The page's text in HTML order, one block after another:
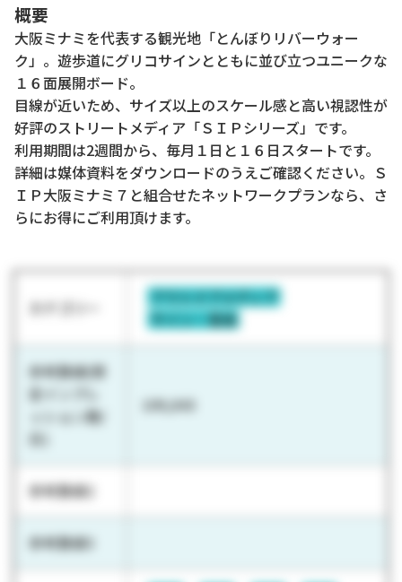
概要
大阪ミナミを代表する観光地「とんぼりリバーウォー
ク」。遊歩道にグリコサインとともに並び立つユニークな
１６面展開ボード。
目線が近いため、サイズ以上のスケール感と高い視認性が
好評のストリートメディア「ＳＩＰシリーズ」です。
利用期間は2週間から、毎月１日と１６日スタートです。
詳細は媒体資料をダウンロードのうえご確認ください。Ｓ
ＩＰ大阪ミナミ７と組合せたネットワークプランなら、さ
らにお得にご利用頂けます。
カテゴリー
アウトドアメディア
サイン・看板
参考数値(想
定インプレ
ッション数/
日)
109,843
参考数値2
参考数値3